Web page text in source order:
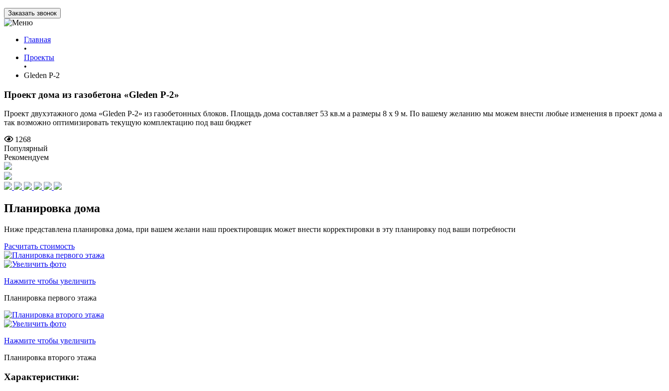
Заказать звонок
Главная
•
Проекты
•
Gleden P-2
Проект дома из газобетона «Gleden P-2»
Проект двухэтажного дома «Gleden P-2» из газобетонных блоков. Площадь дома составляет 53 кв.м а размеры 8 x 9 м. По вашему желанию мы можем внести любые изменения в проект дома а
так возможно оптимизировать текущую комплектацию под ваш бюджет
1268
Популярный
Рекомендуем
Планировка дома
Ниже представлена планировка дома, при вашем желани наш проектировщик может внести корректировки в эту планировку под ваши потребности
Расчитать стоимость
Нажмите чтобы увеличить
Планировка первого этажа
Нажмите чтобы увеличить
Планировка второго этажа
Характеристики: